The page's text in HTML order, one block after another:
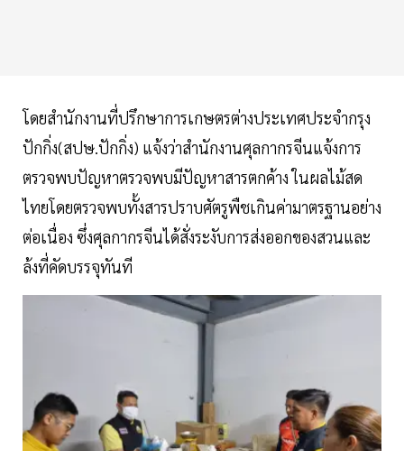
โดยสำนักงานที่ปรึกษาการเกษตรต่างประเทศประจำกรุง
ปักกิ่ง(สปษ.ปักกิ่ง) แจ้งว่าสำนักงานศุลกากรจีนแจ้งการ
ตรวจพบปัญหาตรวจพบมีปัญหาสารตกค้าง ในผลไม้สด
ไทยโดยตรวจพบทั้งสารปราบศัตรูพืชเกินค่ามาตรฐานอย่าง
ต่อเนื่อง ซึ่งศุลกากรจีนได้สั่งระงับการส่งออกของสวนและ
ล้งที่คัดบรรจุทันที